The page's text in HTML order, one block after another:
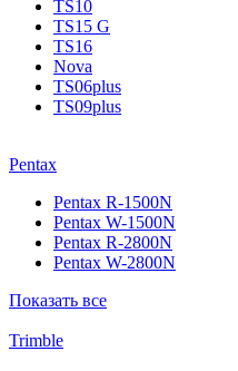
TS10
TS15 G
TS16
Nova
TS06plus
TS09plus
Pentax
Pentax R-1500N
Pentax W-1500N
Pentax R-2800N
Pentax W-2800N
Показать все
Trimble